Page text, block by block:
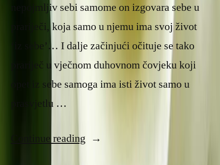
nepojmljiv sebi samome on izgovara sebe u
prariječi, koja samo u njemu ima svoj život
‘iz sebe’… I dalje začinjući očituje se tako
prariječ u vječnom duhovnom čovjeku koji
opet iz sebe samoga ima isti život samo u
prasvjetlu …
Continue reading “Paraklet